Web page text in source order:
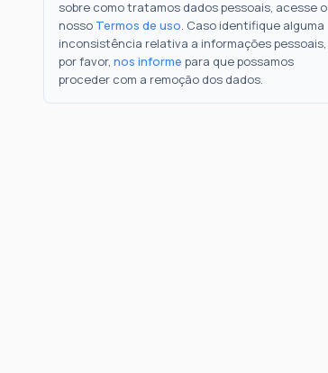
sobre como tratamos dados pessoais, acesse o
nosso Termos de uso. Caso identifique alguma
inconsistência relativa a informações pessoais,
por favor, nos informe para que possamos
proceder com a remoção dos dados.